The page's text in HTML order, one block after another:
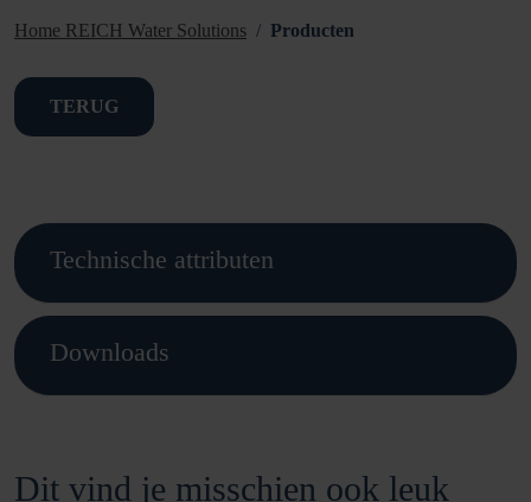
Home REICH Water Solutions Producten
TERUG
Technische attributen
Downloads
Dit vind je misschien ook leuk